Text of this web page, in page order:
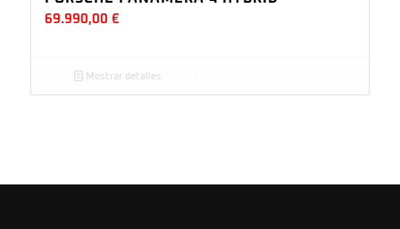
69.990,00 €
Mostrar detalles